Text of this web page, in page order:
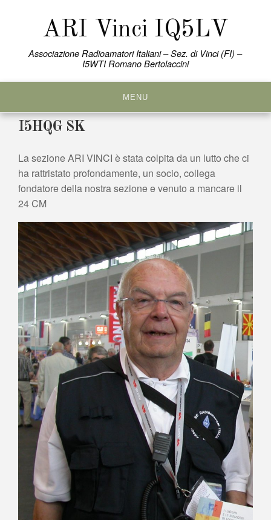
ARI Vinci IQ5LV
Associazione Radioamatori Italiani – Sez. di Vinci (FI) –
I5WTI Romano Bertolaccini
MENU
I5HQG SK
La sezione ARI VINCI è stata colpita da un lutto che ci
ha rattristato profondamente, un socio, collega
fondatore della nostra sezione e venuto a mancare il
24 CM